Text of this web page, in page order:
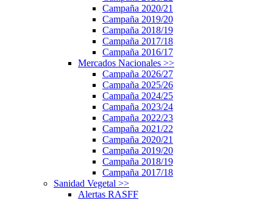
Campaña 2020/21
Campaña 2019/20
Campaña 2018/19
Campaña 2017/18
Campaña 2016/17
Mercados Nacionales >>
Campaña 2026/27
Campaña 2025/26
Campaña 2024/25
Campaña 2023/24
Campaña 2022/23
Campaña 2021/22
Campaña 2020/21
Campaña 2019/20
Campaña 2018/19
Campaña 2017/18
Sanidad Vegetal >>
Alertas RASFF